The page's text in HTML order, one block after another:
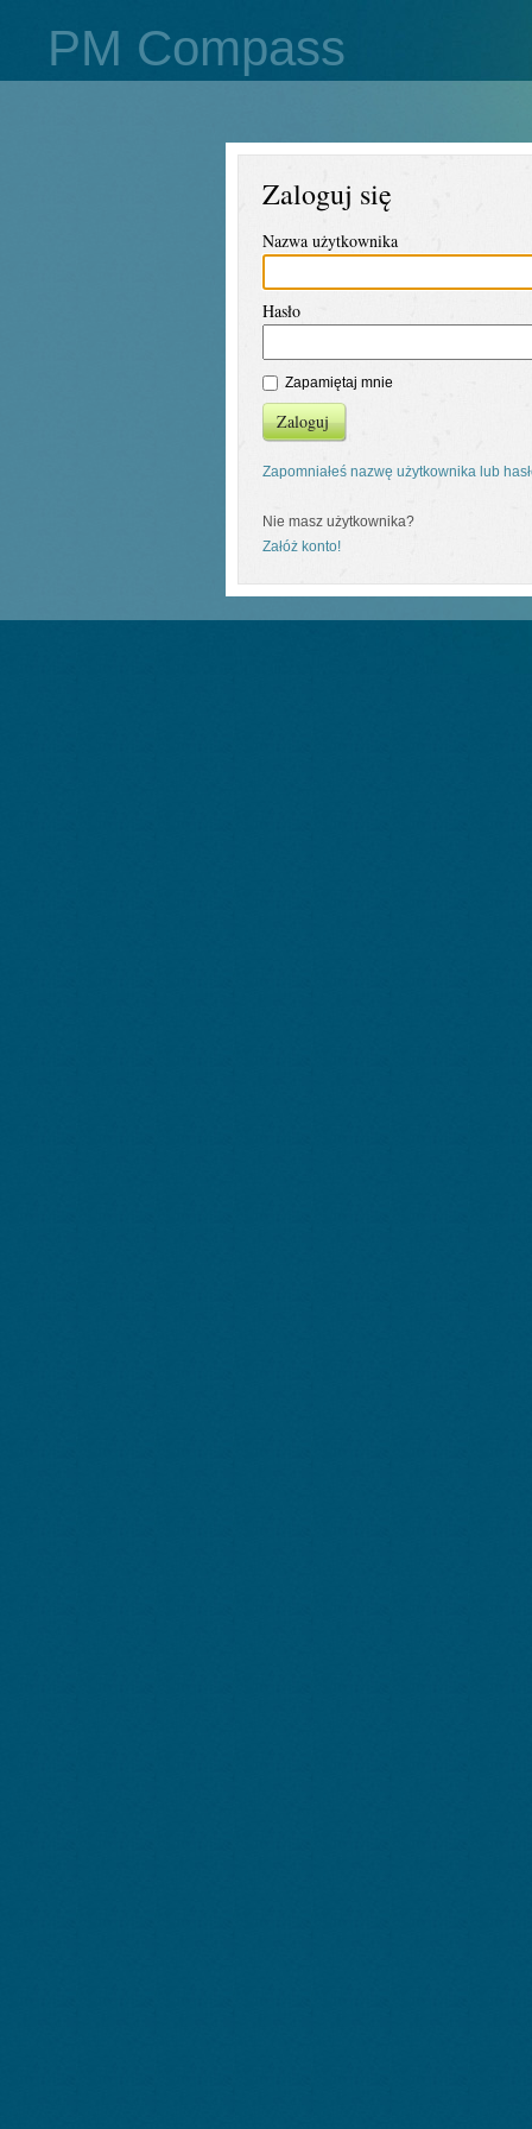
PM Compass
Zaloguj się
Nazwa użytkownika
Hasło
Zapamiętaj mnie
Zaloguj
Zapomniałeś nazwę użytkownika lub
Nie masz użytkownika?
Załóż konto!